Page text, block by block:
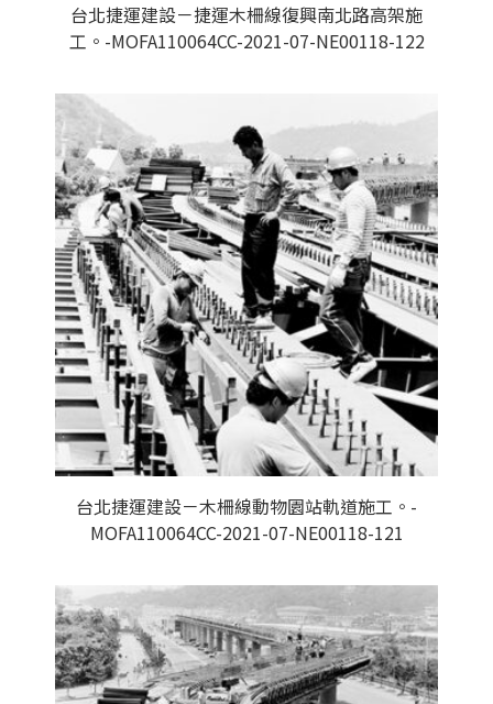
台北捷運建設－捷運木柵線復興南北路高架施
工。-MOFA110064CC-2021-07-NE00118-122
台北捷運建設－木柵線動物園站軌道施工。-
MOFA110064CC-2021-07-NE00118-121